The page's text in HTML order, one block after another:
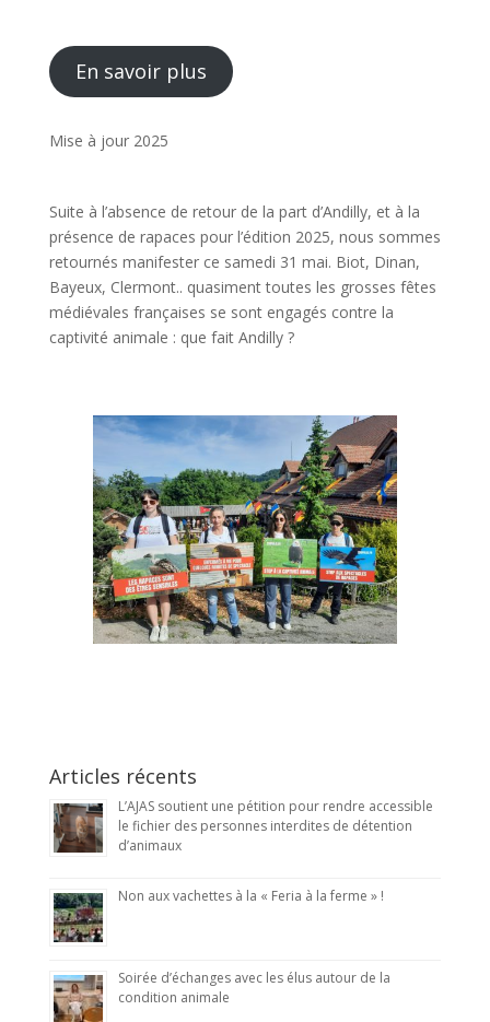
En savoir plus
Mise à jour 2025
Suite à l’absence de retour de la part d’Andilly, et à la
présence de rapaces pour l’édition 2025, nous sommes
retournés manifester ce samedi 31 mai. Biot, Dinan,
Bayeux, Clermont.. quasiment toutes les grosses fêtes
médiévales françaises se sont engagés contre la
captivité animale : que fait Andilly ?
Articles récents
L’AJAS soutient une pétition pour rendre accessible
le fichier des personnes interdites de détention
d’animaux
Non aux vachettes à la « Feria à la ferme » !
Soirée d’échanges avec les élus autour de la
condition animale